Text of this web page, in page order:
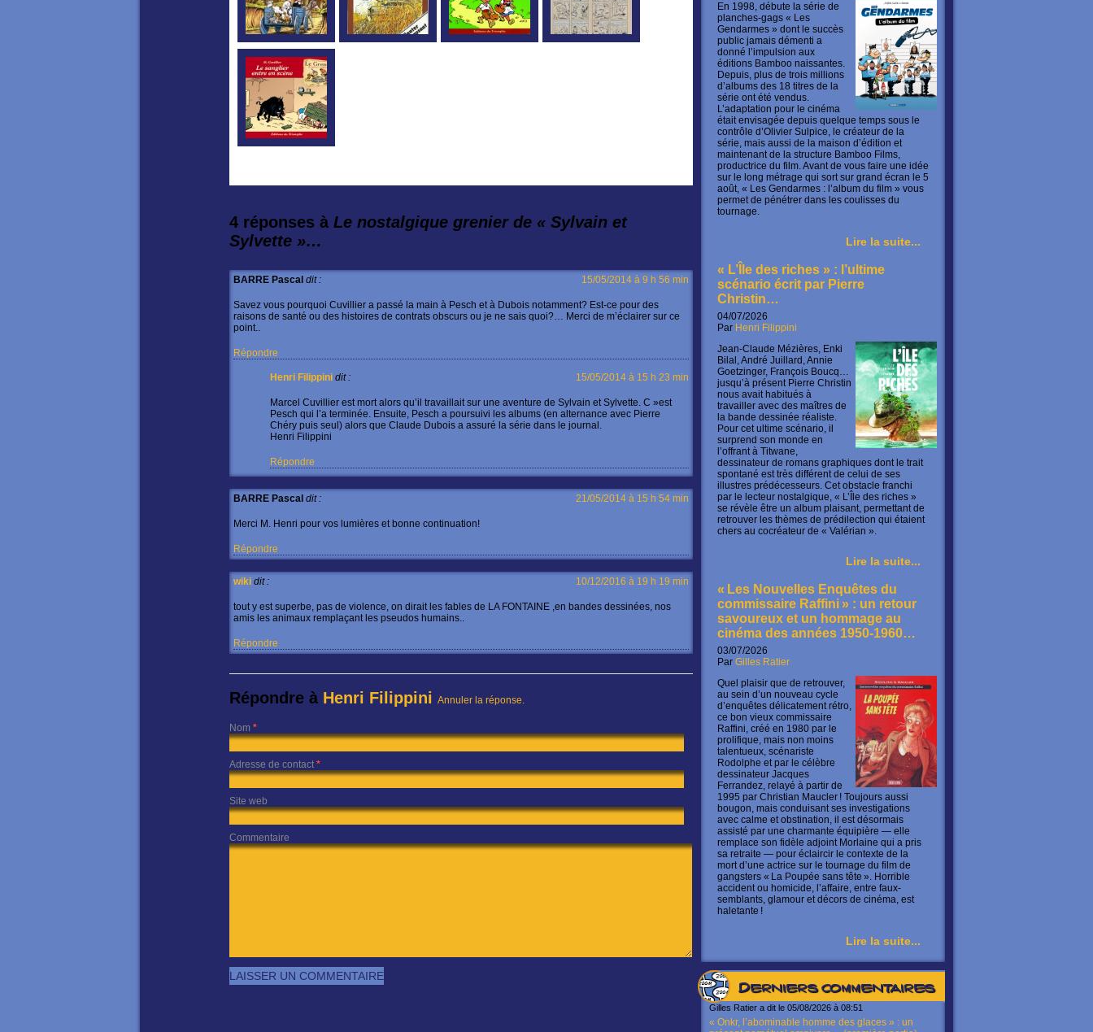
En 1998, débute la série de
planches-gags « Les
Gendarmes » dont le succès
public jamais démenti a
donné l’impulsion aux
éditions Bamboo naissantes.
Depuis, plus de trois millions
d’albums des 18 titres de la
série ont été vendus.
L’adaptation pour le cinéma
était envisagée depuis quelque temps sous le
contrôle d’Olivier Sulpice, le créateur de la
série, mais aussi de la maison d’édition et
maintenant de la structure Bamboo Films,
productrice du film. Avant de vous faire une idée
sur le long métrage qui sort sur grand écran le 5
août, « Les Gendarmes : l’album du film » vous
permet de pénétrer dans les coulisses du
tournage.
Lire la suite...
« L’Île des riches » : l’ultime
scénario écrit par Pierre
Christin…
04/07/2026
Par Henri Filippini
Jean-Claude Mézières, Enki
Bilal, André Juillard, Annie
Goetzinger, François Boucq…
jusqu’à présent Pierre Christin
nous avait habitués à
travailler avec des maîtres de
la bande dessinée réaliste.
Pour cet ultime scénario, il
surprend son monde en
l’offrant à Titwane,
dessinateur de romans graphiques dont le trait
spontané est très différent de celui de ses
illustres prédécesseurs. Cet obstacle franchi
par le lecteur nostalgique, « L’Île des riches »
se révèle être un album plaisant, permettant de
retrouver les thèmes de prédilection qui étaient
chers au cocréateur de « Valérian ».
Lire la suite...
« Les Nouvelles Enquêtes du
commissaire Raffini » : un retour
savoureux et un hommage au
cinéma des années 1950-1960…
03/07/2026
Par Gilles Ratier
Quel plaisir que de retrouver,
au sein d’un nouveau cycle
d’enquêtes délicatement rétro,
ce bon vieux commissaire
Raffini, créé en 1980 par le
prolifique, mais non moins
talentueux, scénariste
Rodolphe et par le célèbre
dessinateur Jacques
Ferrandez, relayé à partir de
1995 par Christian Maucler ! Toujours aussi
bougon, mais conduisant ses investigations
avec calme et obstination, il est désormais
assisté par une charmante équipière — elle
remplace son fidèle adjoint Morlaine qui a pris
sa retraite — pour éclaircir le contexte de la
mort d’une actrice sur le tournage du film de
gangsters « La Poupée sans tête ». Horrible
accident ou homicide, l’affaire, entre faux-
semblants, glamour et décors de cinéma, est
haletante !
Lire la suite...
Derniers commentaires
Gilles Ratier a dit le 05/08/2026 à 08:51
« Onkr, l’abominable homme des glaces » : un
4 réponses à Le nostalgique grenier de « Sylvain et
Sylvette »…
BARRE Pascal dit : 15/05/2014 à 9 h 56 min
Savez vous pourquoi Cuvillier a passé la main à Pesch et à Dubois notamment? Est-ce pour des
raisons de santé ou des histoires de contrats obscurs ou je ne sais quoi?… Merci de m’éclairer sur ce
point..
Répondre
Henri Filippini dit : 15/05/2014 à 15 h 23 min
Marcel Cuvillier est mort alors qu’il travaillait sur une aventure de Sylvain et Sylvette. C »est
Pesch qui l’a terminée. Ensuite, Pesch a poursuivi les albums (en alternance avec Pierre
Chéry puis seul) alors que Claude Dubois a assuré la série dans le journal.
Henri Filippini
Répondre
BARRE Pascal dit : 21/05/2014 à 15 h 54 min
Merci M. Henri pour vos lumières et bonne continuation!
Répondre
wiki dit : 10/12/2016 à 19 h 19 min
tout y est superbe, pas de violence, on dirait les fables de LA FONTAINE ,en bandes dessinées, nos
amis les animaux remplaçant les pseudos humains..
Répondre
Répondre à Henri Filippini Annuler la réponse.
Nom *
Adresse de contact *
Site web
Commentaire